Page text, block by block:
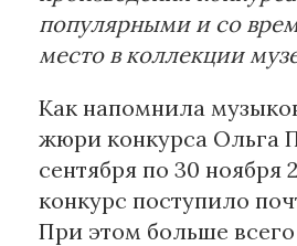
популярными и со
место в коллекции
Как напомнила
жюри конкурса Ольга
сентября по 30 ноября
конкурс поступило
При этом больше всего